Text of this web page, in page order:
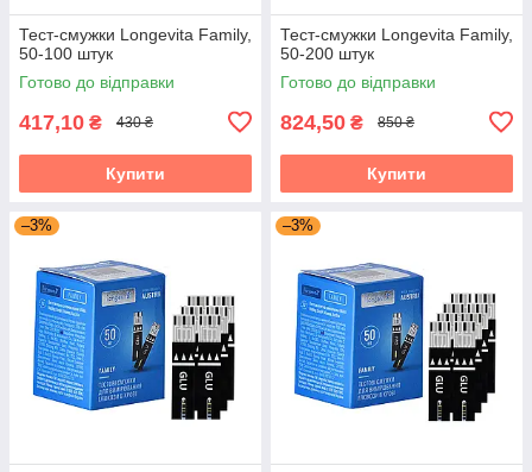
Тест-смужки Longevita Family,
50-100 штук
Готово до відправки
417,10 ₴ 430 ₴
Купити
Тест-смужки Longevita Family,
50-200 штук
Готово до відправки
824,50 ₴ 850 ₴
Купити
–3% –3%